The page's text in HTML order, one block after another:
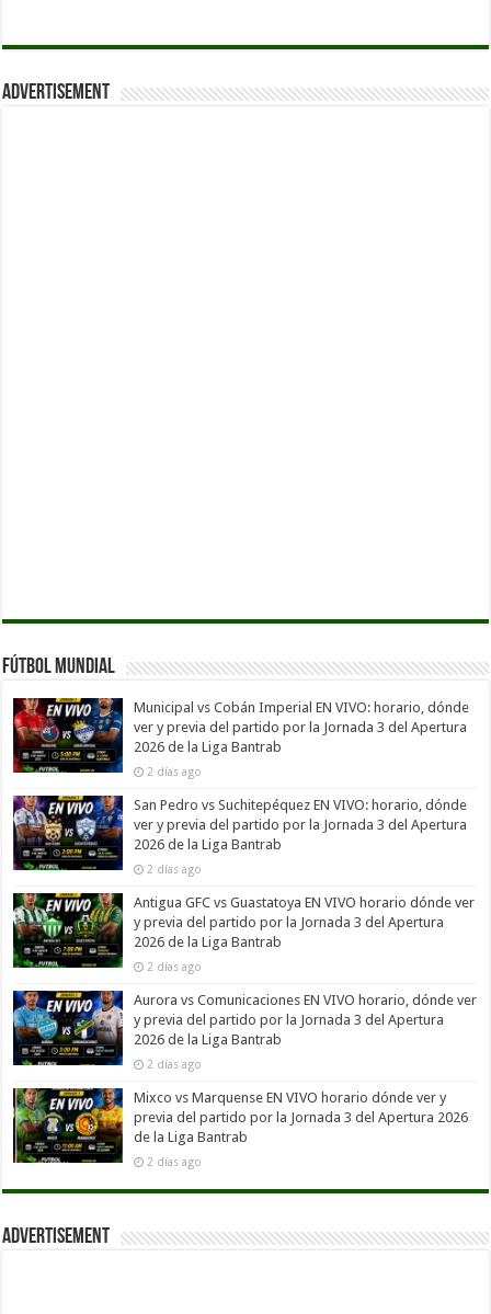
Advertisement
Fútbol Mundial
Municipal vs Cobán Imperial EN VIVO: horario, dónde
ver y previa del partido por la Jornada 3 del Apertura
2026 de la Liga Bantrab
2 días ago
San Pedro vs Suchitepéquez EN VIVO: horario, dónde
ver y previa del partido por la Jornada 3 del Apertura
2026 de la Liga Bantrab
2 días ago
Antigua GFC vs Guastatoya EN VIVO horario dónde ver
y previa del partido por la Jornada 3 del Apertura
2026 de la Liga Bantrab
2 días ago
Aurora vs Comunicaciones EN VIVO horario, dónde ver
y previa del partido por la Jornada 3 del Apertura
2026 de la Liga Bantrab
2 días ago
Mixco vs Marquense EN VIVO horario dónde ver y
previa del partido por la Jornada 3 del Apertura 2026
de la Liga Bantrab
2 días ago
Advertisement